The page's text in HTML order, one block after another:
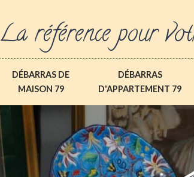
La référence pour
DÉBARRAS DE
MAISON 79
DÉBARRAS
D'APPARTEMENT 79